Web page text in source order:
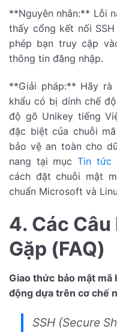
**Nguyên nhân:** Lỗi
thấy cổng kết nối
phép bạn truy cập
thông tin đăng nhập.
**Giải pháp:** Hãy
khẩu có bị dính chế
độ gõ Unikey tiếng
đặc biệt của chuỗi
bảo vệ an toàn cho
nang tại mục Tin tức
cách đặt chuỗi mật
chuẩn Microsoft và
4. Các
Gặp (FAQ)
Giao thức bảo mật mã
động dựa trên cơ chế
SSH (Secure